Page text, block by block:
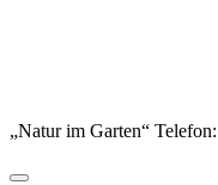
„Natur im Garten“ Telefon: